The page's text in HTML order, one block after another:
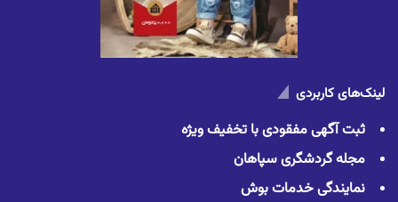
لینک‌های کاربردی
ثبت آگهی مفقودی با تخفیف ویژه
مجله گردشگری سپاهان
نمایندگی خدمات بوش